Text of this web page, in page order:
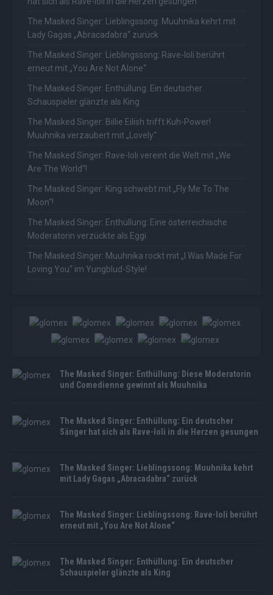
The Masked Singer: Lieblingssong: Muuhnika kehrt mit
Lady Gagas „Abracadabra“ zurück
The Masked Singer: Lieblingssong: Rave-Ioli berührt
erneut mit „You Are Not Alone“
The Masked Singer: Enthüllung: Ein deutscher
Schauspieler glänzte als King
The Masked Singer: Billie Eilish trifft Kuh-Power!
Muuhnika verzaubert mit „Lovely“
The Masked Singer: Rave-Ioli vereint die Welt mit „We
Are The World“!
The Masked Singer: King schwebt mit „Fly Me To The
Moon“!
The Masked Singer: Enthüllung: Eine österreichische
Moderatorin verzückte als Eggi
The Masked Singer: Muuhnika rockt mit „I Was Made For
Loving You“ im Yungblud-Style!
The Masked Singer: Enthüllung: Diese Moderatorin
und Comedienne gewinnt als Muuhnika
The Masked Singer: Enthüllung: Ein deutscher
Sänger hat sich als Rave-Ioli in die Herzen gesungen
The Masked Singer: Lieblingssong: Muuhnika kehrt
mit Lady Gagas „Abracadabra“ zurück
The Masked Singer: Lieblingssong: Rave-Ioli berührt
erneut mit „You Are Not Alone“
The Masked Singer: Enthüllung: Ein deutscher
Schauspieler glänzte als King